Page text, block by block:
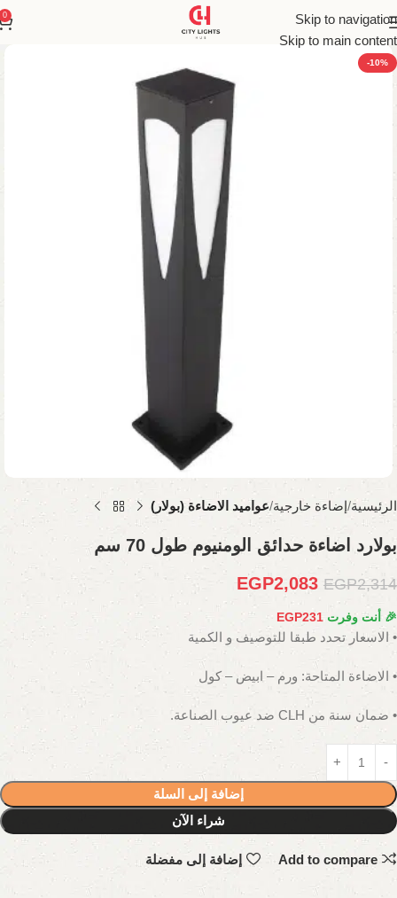
Skip to navigation
Skip to main content
0
-10%
الرئيسية إضاءة خارجية عواميد الاضاءة (بولار)
بولارد اضاءة حدائق الومنيوم طول 70 سم
EGP2,314
EGP2,083
🎉 أنت وفرت EGP231
• الاسعار تحدد طبقا للتوصيف و الكمية
• الاضاءة المتاحة: ورم – ابيض – كول
• ضمان سنة من CLH ضد عيوب الصناعة.
إضافة إلى السلة
شراء الآن
Add to compare إضافة إلى مفضلة